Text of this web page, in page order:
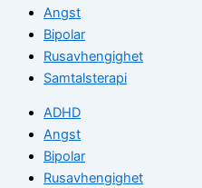
Angst
Bipolar
Rusavhengighet
Samtalsterapi
ADHD
Angst
Bipolar
Rusavhengighet